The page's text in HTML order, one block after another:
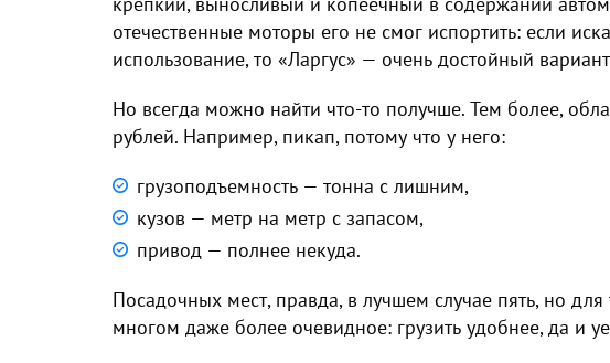
отечественные моторы его не смог испортить: если
использование, то «Ларгус» — очень достойный
Но всегда можно найти что-то получше. Тем более,
рублей. Например, пикап, потому что у него:
грузоподъемность — тонна с лишним,
кузов — метр на метр с запасом,
привод — полнее некуда.
Посадочных мест, правда, в лучшем случае пять, но
многом даже более очевидное: грузить удобнее, да и